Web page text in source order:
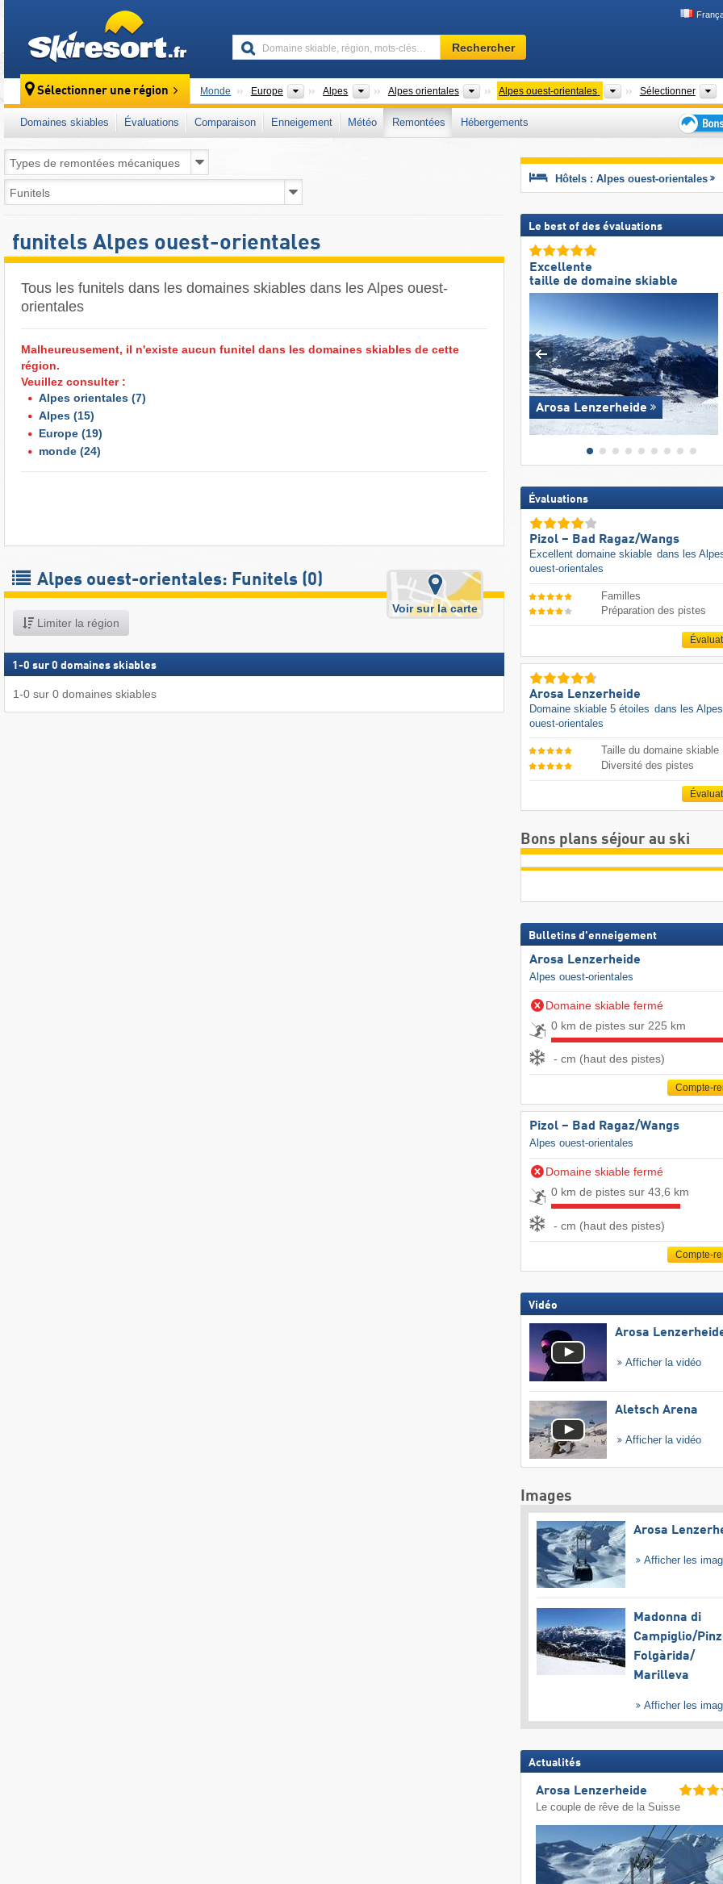
Domaine
skiable,
mots-
clés…
Rechercher
Sélectionner une région Monde Europe Continents
Alpes Chaînes de montagnes
Alpes orientales Chaînes de montagnes
Alpes ouest-orientales Chaînes de
Sélectionner
Domaines skiables Évaluations Comparaison Enneigement Météo Remontées
Hébergements
plans
séjour
funitels Alpes ouest-orientales
Tous les funitels dans les domaines skiables dans les Alpes ouest-
orientales ​
Malheureusement, il n'existe aucun funitel dans les domaines skiables de cette
région.
Veuillez consulter :
Alpes orientales (7)
Alpes (15)
Europe (19)
monde (24)
Alpes ouest-orientales: Funitels (0)
Limiter la région
Voir sur la carte
1 -0 sur0 domaines skiables
1-0 sur 0 domaines skiables
Hôtels : Alpes ouest-orientales
Le best of des évaluations
Excellente
taille de domaine skiable
Arosa Lenzerheide
Évaluations
Pizol – Bad Ragaz/​Wangs
Excellent domaine skiable dans les
ouest-orientales
Familles
Préparation des pistes
Arosa Lenzerheide
Domaine skiable 5 étoiles dans les Alpes
ouest-orientales
Taille du domaine skiable
Diversité des pistes
Bons plans séjour au ski
Bulletins d'enneigement
Arosa Lenzerheide
Alpes ouest-orientales
Domaine skiable fermé
0 km de pistes sur 225 km
- cm (haut des pistes)
Compte-
Pizol – Bad Ragaz/​Wangs
Alpes ouest-orientales
Domaine skiable fermé
0 km de pistes sur 43,6 km
- cm (haut des pistes)
Compte-
Vidéo
Arosa
Afficher la vidéo
Aletsch Arena
Afficher la vidéo
Images
Arosa
Afficher les
Madonna di
Campiglio/​
Folgàrida/​
Marilleva
Afficher les
Actualités
Arosa Lenzerheide
Le couple de rêve de la Suisse